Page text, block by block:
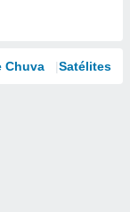
Chuva Satélites